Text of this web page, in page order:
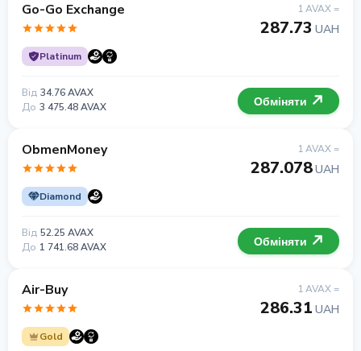
Go-Go Exchange
Platinum
1 AVAX =
287.73 UAH
Від 34.76 AVAX
До 3 475.48 AVAX Обміняти
ObmenMoney
Diamond
1 AVAX =
287.078UAH
Від 52.25 AVAX
До 1 741.68 AVAX Обміняти
Air-Buy
Gold
1 AVAX =
286.31 UAH